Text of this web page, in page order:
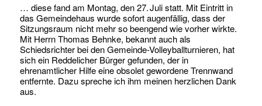
… diese fand am Montag, den 27. Juli statt. Mit Eintritt in
das Gemeindehaus wurde sofort augenfällig, dass der
Sitzungsraum nicht mehr so beengend wie vorher wirkte.
Mit Herrn Thomas Behnke, bekannt auch als
Schiedsrichter bei den Gemeinde-Volleyballturnieren, hat
sich ein Reddelicher Bürger gefunden, der in
ehrenamtlicher Hilfe eine obsolet gewordene Trennwand
entfernte. Dazu spreche ich ihm meinen herzlichen Dank
aus.